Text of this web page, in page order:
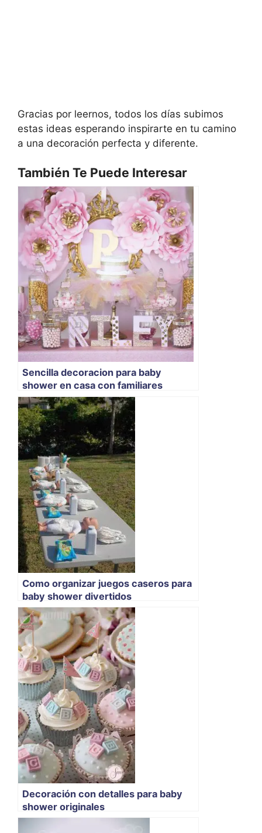
Gracias por leernos, todos los días subimos
estas ideas esperando inspirarte en tu camino
a una decoración perfecta y diferente.
También Te Puede Interesar
Sencilla decoracion para baby
shower en casa con familiares
Como organizar juegos caseros para
baby shower divertidos
Decoración con detalles para baby
shower originales